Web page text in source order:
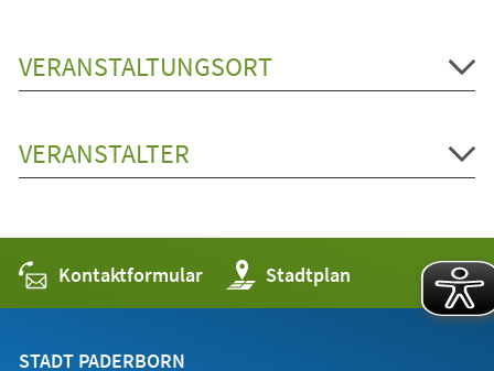
VERANSTALTUNGSORT
VERANSTALTER
Kontaktformular Stadtplan
(Öffnet
in
einem
STADT PADERBORN